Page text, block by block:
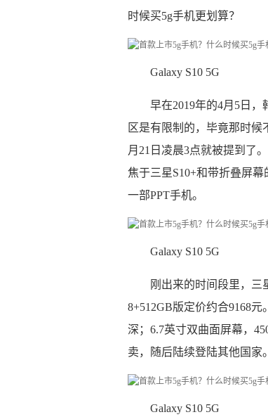
时候买5g手机更划算？
Galaxy S10 5G
早在2019年的4月5日，
区是有限制的，毕竟那时
月21日凌晨3点就被提到了
焦于三星S10+和带折叠屏
一部PPT手机。
Galaxy S10 5G
刚出来的时间段里，三
8+512GB版定价约合9168
深；6.7英寸双曲面屏幕，
卖，随后陆续登陆其他国家。
Galaxy S10 5G